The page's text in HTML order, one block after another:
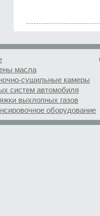
масла
сушильные камеры
систем автомобиля
выхлопных газов
оборудование